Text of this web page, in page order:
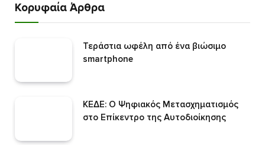
Κορυφαία Άρθρα
Τεράστια ωφέλη από ένα βιώσιμο
smartphone
ΚΕΔΕ: Ο Ψηφιακός Μετασχηματισμός
στο Επίκεντρο της Αυτοδιοίκησης